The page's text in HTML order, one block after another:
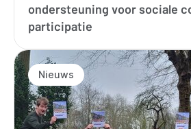
ondersteuning voor sociale
participatie
Nieuws